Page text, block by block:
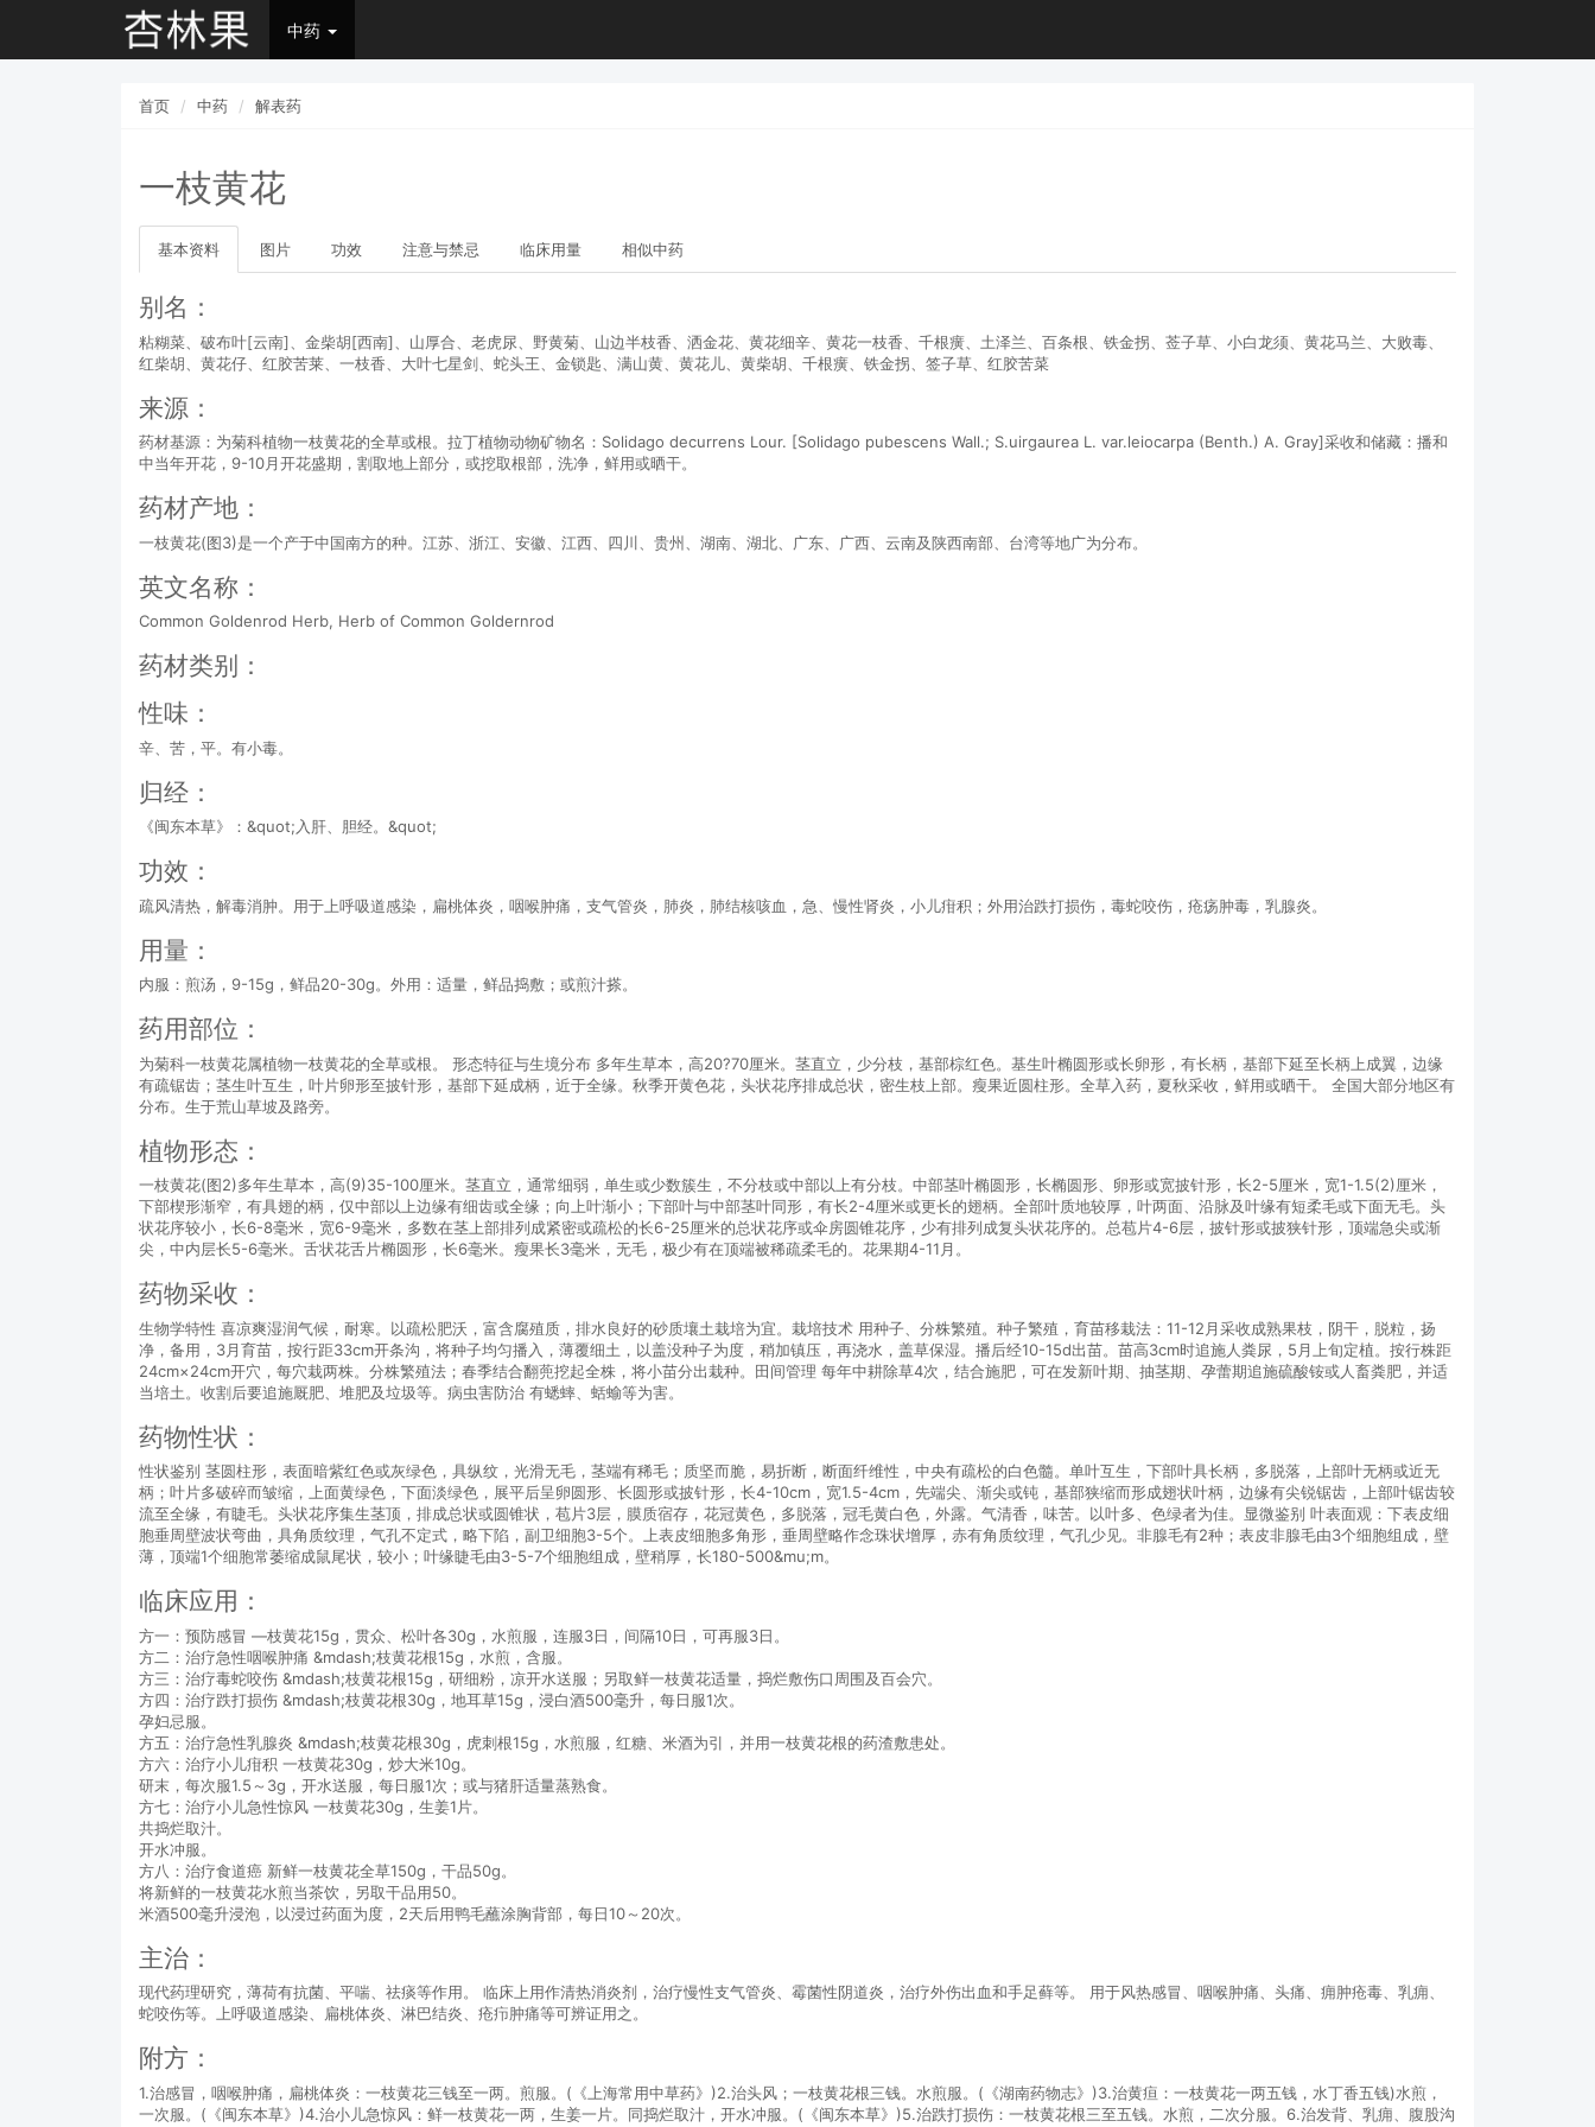
中药
首页 中药 解表药
一枝黄花
基本资料 图片 功效 注意与禁忌 临床用量 相似中药
别名：
粘糊菜、破布叶[云南]、金柴胡[西南]、山厚合、老虎尿、野黄菊、山边半枝香、洒金花、黄花细辛、黄花一枝香、千根癀、土泽兰、百条根、铁金拐、莶子草、小白龙须、黄花马兰、大败毒、
红柴胡、黄花仔、红胶苦莱、一枝香、大叶七星剑、蛇头王、金锁匙、满山黄、黄花儿、黄柴胡、千根癀、铁金拐、签子草、红胶苦菜
来源：
药材基源：为菊科植物一枝黄花的全草或根。拉丁植物动物矿物名：Solidago decurrens Lour. [Solidago pubescens Wall.; S.uirgaurea L. var.leiocarpa (Benth.) A. Gray]采收和储藏：播和
中当年开花，9-10月开花盛期，割取地上部分，或挖取根部，洗净，鲜用或晒干。
药材产地：
一枝黄花(图3)是一个产于中国南方的种。江苏、浙江、安徽、江西、四川、贵州、湖南、湖北、广东、广西、云南及陕西南部、台湾等地广为分布。
英文名称：
Common Goldenrod Herb, Herb of Common Goldernrod
药材类别：
性味：
辛、苦，平。有小毒。
归经：
《闽东本草》：&quot;入肝、胆经。&quot;
功效：
疏风清热，解毒消肿。用于上呼吸道感染，扁桃体炎，咽喉肿痛，支气管炎，肺炎，肺结核咳血，急、慢性肾炎，小儿疳积；外用治跌打损伤，毒蛇咬伤，疮疡肿毒，乳腺炎。
用量：
内服：煎汤，9-15g，鲜品20-30g。外用：适量，鲜品捣敷；或煎汁搽。
药用部位：
为菊科一枝黄花属植物一枝黄花的全草或根。 形态特征与生境分布 多年生草本，高20?70厘米。茎直立，少分枝，基部棕红色。基生叶椭圆形或长卵形，有长柄，基部下延至长柄上成翼，边缘
有疏锯齿；茎生叶互生，叶片卵形至披针形，基部下延成柄，近于全缘。秋季开黄色花，头状花序排成总状，密生枝上部。瘦果近圆柱形。全草入药，夏秋采收，鲜用或晒干。 全国大部分地区有
分布。生于荒山草坡及路旁。
植物形态：
一枝黄花(图2)多年生草本，高(9)35-100厘米。茎直立，通常细弱，单生或少数簇生，不分枝或中部以上有分枝。中部茎叶椭圆形，长椭圆形、卵形或宽披针形，长2-5厘米，宽1-1.5(2)厘米，
下部楔形渐窄，有具翅的柄，仅中部以上边缘有细齿或全缘；向上叶渐小；下部叶与中部茎叶同形，有长2-4厘米或更长的翅柄。全部叶质地较厚，叶两面、沿脉及叶缘有短柔毛或下面无毛。头
状花序较小，长6-8毫米，宽6-9毫米，多数在茎上部排列成紧密或疏松的长6-25厘米的总状花序或伞房圆锥花序，少有排列成复头状花序的。总苞片4-6层，披针形或披狭针形，顶端急尖或渐
尖，中内层长5-6毫米。舌状花舌片椭圆形，长6毫米。瘦果长3毫米，无毛，极少有在顶端被稀疏柔毛的。花果期4-11月。
药物采收：
生物学特性 喜凉爽湿润气候，耐寒。以疏松肥沃，富含腐殖质，排水良好的砂质壤土栽培为宜。栽培技术 用种子、分株繁殖。种子繁殖，育苗移栽法：11-12月采收成熟果枝，阴干，脱粒，扬
净，备用，3月育苗，按行距33cm开条沟，将种子均匀播入，薄覆细土，以盖没种子为度，稍加镇压，再浇水，盖草保湿。播后经10-15d出苗。苗高3cm时追施人粪尿，5月上旬定植。按行株距
24cm×24cm开穴，每穴栽两株。分株繁殖法；春季结合翻蔸挖起全株，将小苗分出栽种。田间管理 每年中耕除草4次，结合施肥，可在发新叶期、抽茎期、孕蕾期追施硫酸铵或人畜粪肥，并适
当培土。收割后要追施厩肥、堆肥及垃圾等。病虫害防治 有蟋蟀、蛞蝓等为害。
药物性状：
性状鉴别 茎圆柱形，表面暗紫红色或灰绿色，具纵纹，光滑无毛，茎端有稀毛；质坚而脆，易折断，断面纤维性，中央有疏松的白色髓。单叶互生，下部叶具长柄，多脱落，上部叶无柄或近无
柄；叶片多破碎而皱缩，上面黄绿色，下面淡绿色，展平后呈卵圆形、长圆形或披针形，长4-10cm，宽1.5-4cm，先端尖、渐尖或钝，基部狭缩而形成翅状叶柄，边缘有尖锐锯齿，上部叶锯齿较
流至全缘，有睫毛。头状花序集生茎顶，排成总状或圆锥状，苞片3层，膜质宿存，花冠黄色，多脱落，冠毛黄白色，外露。气清香，味苦。以叶多、色绿者为佳。显微鉴别 叶表面观：下表皮细
胞垂周壁波状弯曲，具角质纹理，气孔不定式，略下陷，副卫细胞3-5个。上表皮细胞多角形，垂周壁略作念珠状增厚，赤有角质纹理，气孔少见。非腺毛有2种；表皮非腺毛由3个细胞组成，壁
薄，顶端1个细胞常萎缩成鼠尾状，较小；叶缘睫毛由3-5-7个细胞组成，壁稍厚，长180-500&mu;m。
临床应用：
方一：预防感冒 ―枝黄花15g，贯众、松叶各30g，水煎服，连服3日，间隔10日，可再服3日。
方二：治疗急性咽喉肿痛 &mdash;枝黄花根15g，水煎，含服。
方三：治疗毒蛇咬伤 &mdash;枝黄花根15g，研细粉，凉开水送服；另取鲜一枝黄花适量，捣烂敷伤口周围及百会穴。
方四：治疗跌打损伤 &mdash;枝黄花根30g，地耳草15g，浸白酒500毫升，每日服1次。
孕妇忌服。
方五：治疗急性乳腺炎 &mdash;枝黄花根30g，虎刺根15g，水煎服，红糖、米酒为引，并用一枝黄花根的药渣敷患处。
方六：治疗小儿疳积 一枝黄花30g，炒大米10g。
研末，每次服1.5～3g，开水送服，每日服1次；或与猪肝适量蒸熟食。
方七：治疗小儿急性惊风 一枝黄花30g，生姜1片。
共捣烂取汁。
开水冲服。
方八：治疗食道癌 新鲜一枝黄花全草150g，干品50g。
将新鲜的一枝黄花水煎当茶饮，另取干品用50。
米酒500毫升浸泡，以浸过药面为度，2天后用鸭毛蘸涂胸背部，每日10～20次。
主治：
现代药理研究，薄荷有抗菌、平喘、祛痰等作用。 临床上用作清热消炎剂，治疗慢性支气管炎、霉菌性阴道炎，治疗外伤出血和手足藓等。 用于风热感冒、咽喉肿痛、头痛、痈肿疮毒、乳痈、
蛇咬伤等。上呼吸道感染、扁桃体炎、淋巴结炎、疮疖肿痛等可辨证用之。
附方：
1.治感冒，咽喉肿痛，扁桃体炎：一枝黄花三钱至一两。煎服。(《上海常用中草药》)2.治头风；一枝黄花根三钱。水煎服。(《湖南药物志》)3.治黄疸：一枝黄花一两五钱，水丁香五钱)水煎，
一次服。(《闽东本草》)4.治小儿急惊风：鲜一枝黄花一两，生姜一片。同捣烂取汁，开水冲服。(《闽东本草》)5.治跌打损伤：一枝黄花根三至五钱。水煎，二次分服。6.治发背、乳痈、腹股沟